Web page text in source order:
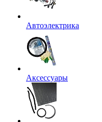
Автоэлектрика
Аксессуары